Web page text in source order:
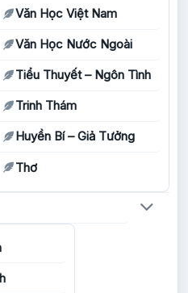
Văn Học Việt Nam
Văn Học Nước Ngoài
Tiểu Thuyết – Ngôn Tình
Trinh Thám
Huyền Bí – Giả Tưởng
Thơ